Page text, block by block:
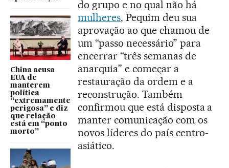
China acusa
EUA de
manterem
política
“extremamente
perigosa” e diz
que relação
está em “ponto
morto”
do grupo e no qual não há
mulheres, Pequim deu sua
aprovação ao que chamou de
um “passo necessário” para
encerrar “três semanas de
anarquia” e começar a
restauração da ordem e a
reconstrução. Também
confirmou que está disposta a
manter comunicação com os
novos líderes do país centro-
asiático.